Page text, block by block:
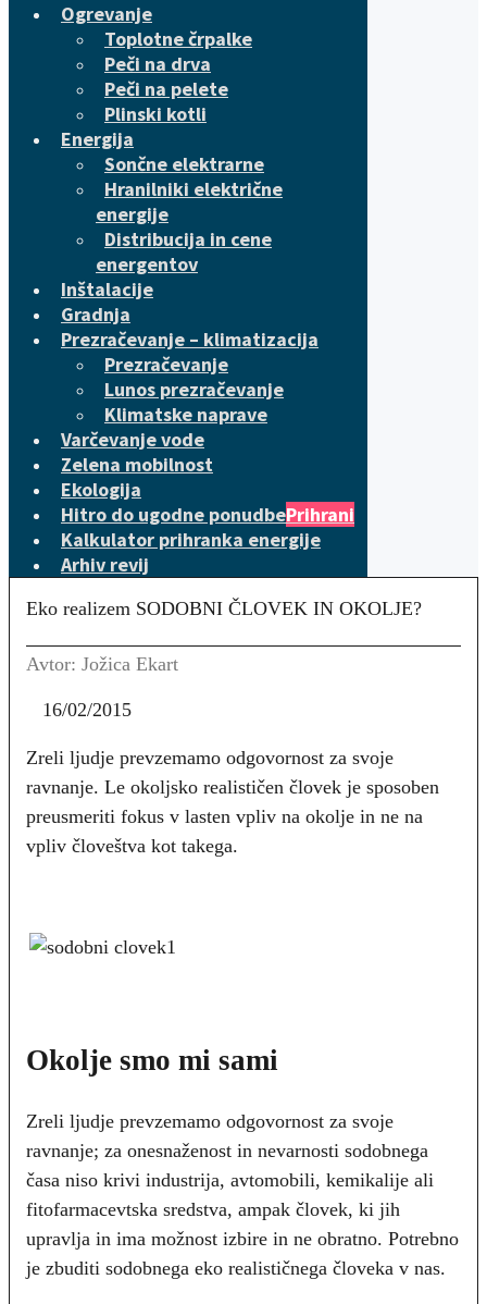
Ogrevanje
Toplotne črpalke
Peči na drva
Peči na pelete
Plinski kotli
Energija
Sončne elektrarne
Hranilniki električne
energije
Distribucija in cene
energentov
Inštalacije
Gradnja
Prezračevanje – klimatizacija
Prezračevanje
Lunos prezračevanje
Klimatske naprave
Varčevanje vode
Zelena mobilnost
Ekologija
Hitro do ugodne ponudbePrihrani
Kalkulator prihranka energije
Arhiv revij
Eko realizem SODOBNI ČLOVEK IN OKOLJE?
Avtor: Jožica Ekart
16/02/2015
Zreli ljudje prevzemamo odgovornost za svoje
ravnanje. Le okoljsko realističen človek je sposoben
preusmeriti fokus v lasten vpliv na okolje in ne na
vpliv človeštva kot takega.
Okolje smo mi sami
Zreli ljudje prevzemamo odgovornost za svoje
ravnanje; za onesnaženost in nevarnosti sodobnega
časa niso krivi industrija, avtomobili, kemikalije ali
fitofarmacevtska sredstva, ampak človek, ki jih
upravlja in ima možnost izbire in ne obratno. Potrebno
je zbuditi sodobnega eko realističnega človeka v nas.